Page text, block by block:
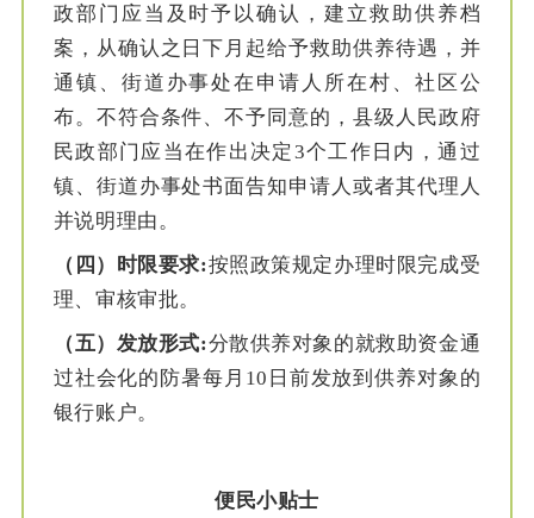
政部门应当及时予以确认，建立救助供养档
案，从确认之日下月起给予救助供养待遇，并
通镇、街道办事处在申请人所在村、社区公
布。不符合条件、不予同意的，县级人民政府
民政部门应当在作出决定3个工作日内，通过
镇、街道办事处书面告知申请人或者其代理人
并说明理由。
（四）时限要求:按照政策规定办理时限完成受
理、审核审批。
（五）发放形式:分散供养对象的就救助资金通
过社会化的防暑每月10日前发放到供养对象的
银行账户。
便民小贴士